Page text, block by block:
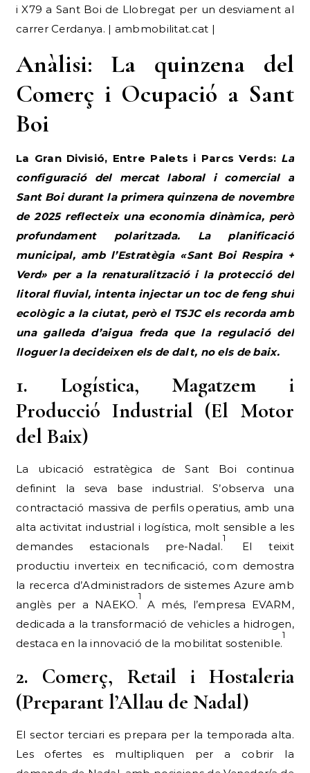
i X79 a Sant Boi de Llobregat per un desviament al
carrer Cerdanya. | ambmobilitat.cat |
Anàlisi: La quinzena del
Comerç i Ocupació a Sant
Boi
La Gran Divisió, Entre Palets i Parcs Verds: La
configuració del mercat laboral i comercial a
Sant Boi durant la primera quinzena de novembre
de 2025 reflecteix una economia dinàmica, però
profundament polaritzada. La planificació
municipal, amb l’Estratègia «Sant Boi Respira +
Verd» per a la renaturalització i la protecció del
litoral fluvial, intenta injectar un toc de feng shui
ecològic a la ciutat, però el TSJC els recorda amb
una galleda d’aigua freda que la regulació del
lloguer la decideixen els de dalt, no els de baix.
1. Logística, Magatzem i
Producció Industrial (El Motor
del Baix)
La ubicació estratègica de Sant Boi continua
definint la seva base industrial. S’observa una
contractació massiva de perfils operatius, amb una
alta activitat industrial i logística, molt sensible a les
demandes estacionals pre-Nadal.
1
El teixit
productiu inverteix en tecnificació, com demostra
la recerca d’Administradors de sistemes Azure amb
anglès per a NAEKO.
1
A més, l’empresa EVARM,
dedicada a la transformació de vehicles a hidrogen,
destaca en la innovació de la mobilitat sostenible.
1
2. Comerç, Retail i Hostaleria
(Preparant l’Allau de Nadal)
El sector terciari es prepara per la temporada alta.
Les ofertes es multipliquen per a cobrir la